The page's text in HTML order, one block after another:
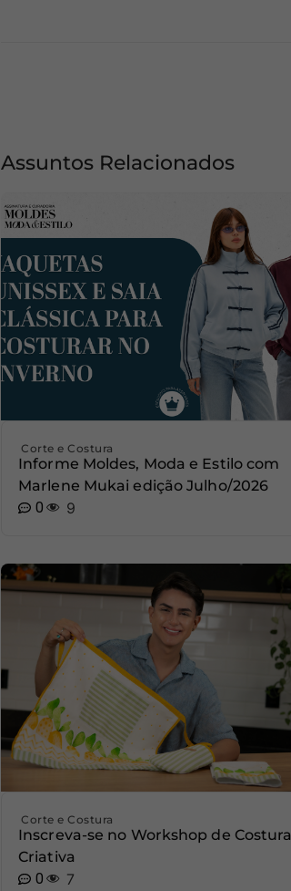
Assuntos Relacionados
Corte e Costura
Informe Moldes, Moda e Estilo com
Marlene Mukai edição Julho/2026
0
9
Corte e Costura
Inscreva-se no Workshop de Costura
Criativa
0
7